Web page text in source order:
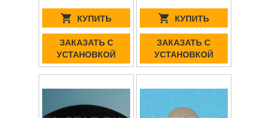
КУПИТЬ
ЗАКАЗАТЬ С
УСТАНОВКОЙ
КУПИТЬ
ЗАКАЗАТЬ С
УСТАНОВКОЙ